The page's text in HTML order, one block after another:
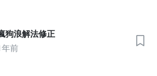
狗浪解法修正
年前